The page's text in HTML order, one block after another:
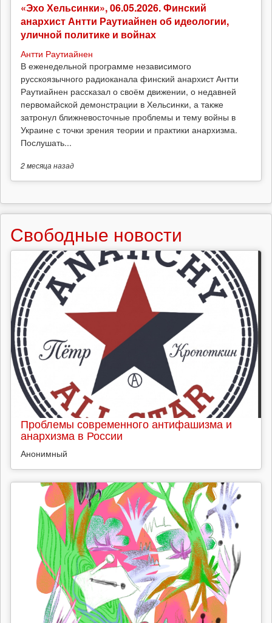
«Эхо Хельсинки», 06.05.2026. Финский
анархист Антти Раутиайнен об идеологии,
уличной политике и войнах
Антти Раутиайнен
В еженедельной программе независимого
русскоязычного радиоканала финский анархист Антти
Раутиайнен рассказал о своём движении, о недавней
первомайской демонстрации в Хельсинки, а также
затронул ближневосточные проблемы и тему войны в
Украине с точки зрения теории и практики анархизма.
Послушать...
2 месяцаназад
Свободные новости
Проблемы современного антифашизма и
анархизма в России
Анонимный